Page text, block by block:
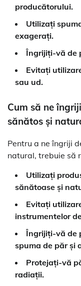
producătorului.
Utilizați
exagerați.
Îngrijiți-vă de
Evitați
sau ud.
Cum să ne
sănătos și
Pentru a ne îngriji
natural, trebuie să
Utilizați
sănătoase și
Evitați
instrumentelor
Îngrijiți-vă de
spuma de păr și
Protejați-vă
radiații.